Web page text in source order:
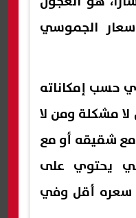
الجموسي
حسب إمكاناته
مشكلة ومن لا
شقيقه أو مع
يحتوي على
سعره أقل وفي